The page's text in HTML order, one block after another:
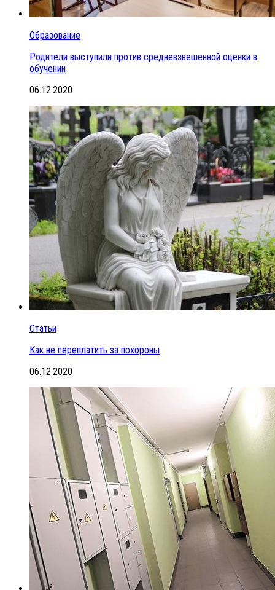
Образование
Родители выступили против средневзвешенной оценки в
обучении
06.12.2020
Статьи
Как не переплатить за похороны
06.12.2020